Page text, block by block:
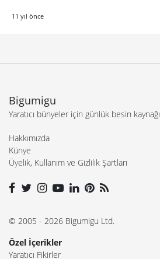
11 yıl önce
Bigumigu
Yaratıcı bünyeler için günlük besin kaynağı
Hakkımızda
Künye
Üyelik, Kullanım ve Gizlilik Şartları
© 2005 - 2026 Bigumigu Ltd.
Özel İçerikler
Yaratıcı Fikirler